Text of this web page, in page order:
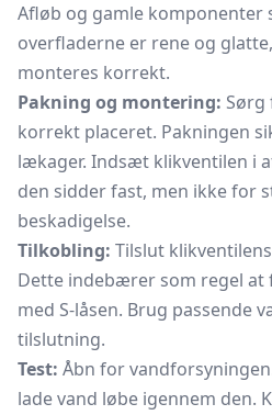
Afløb og gamle komponenter
overfladerne er rene og
monteres korrekt.
Pakning og montering: Sørg
korrekt placeret. Pakningen
lækager. Indsæt klikventilen i
den sidder fast, men ikke for
beskadigelse.
Tilkobling: Tilslut
Dette indebærer som regel
med S-låsen. Brug passende
tilslutning.
Test: Åbn for
lade vand løbe igennem den.